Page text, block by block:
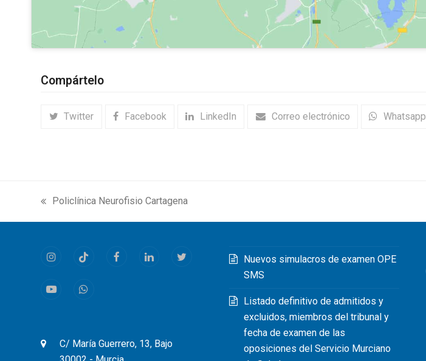
Compártelo
Twitter Facebook LinkedIn Correo electrónico Whatsapp
previous
post:
Policlínica Neurofisio Cartagena
InstagramTiktok FacebookLinkedInTwitter
YoutubeWhatsapp
C/ María Guerrero, 13, Bajo
Nuevos simulacros de examen OPE
SMS
Listado definitivo de admitidos y
excluidos, miembros del tribunal y
fecha de examen de las
oposiciones del Servicio Murciano